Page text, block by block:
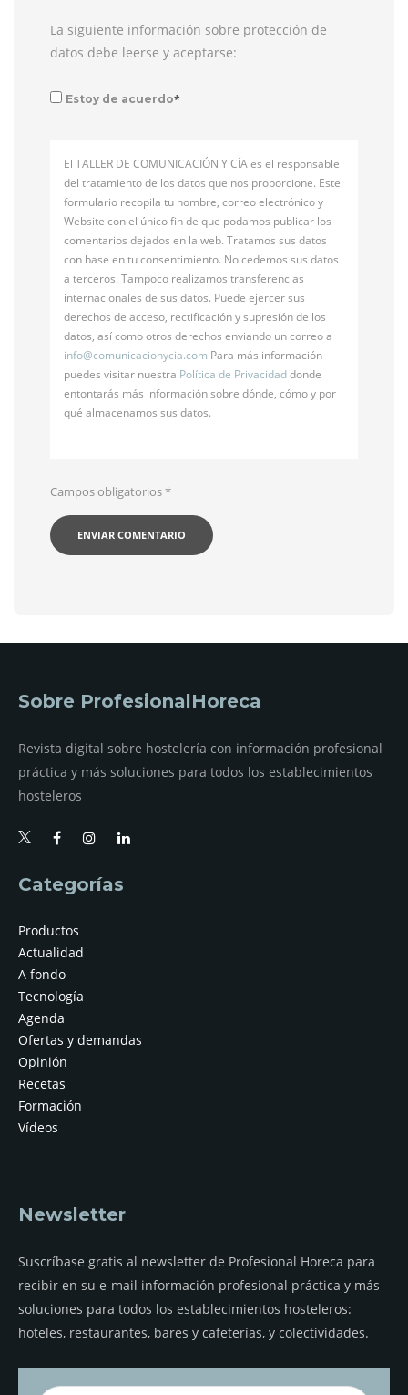
La siguiente información sobre protección de
datos debe leerse y aceptarse:
Estoy de acuerdo*
El TALLER DE COMUNICACIÓN Y CÍA es el responsable
del tratamiento de los datos que nos proporcione. Este
formulario recopila tu nombre, correo electrónico y
Website con el único fin de que podamos publicar los
comentarios dejados en la web. Tratamos sus datos
con base en tu consentimiento. No cedemos sus datos
a terceros. Tampoco realizamos transferencias
internacionales de sus datos. Puede ejercer sus
derechos de acceso, rectificación y supresión de los
datos, así como otros derechos enviando un correo a
info@comunicacionycia.com Para más información
puedes visitar nuestra Política de Privacidaddonde
entontarás más información sobre dónde, cómo y por
qué almacenamos sus datos.
Campos obligatorios*
Sobre ProfesionalHoreca
Revista digital sobre hostelería con información profesional
práctica y más soluciones para todos los establecimientos
hosteleros
Categorías
Productos
Actualidad
A fondo
Tecnología
Agenda
Ofertas y demandas
Opinión
Recetas
Formación
Vídeos
Newsletter
Suscríbase gratis al newsletter de Profesional Horeca para
recibir en su e-mail información profesional práctica y más
soluciones para todos los establecimientos hosteleros:
hoteles, restaurantes, bares y cafeterías, y colectividades.